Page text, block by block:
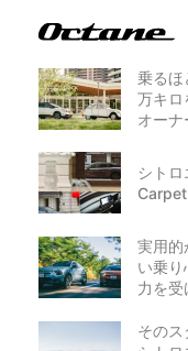
乗る
万キロ
オーナ
シト
実用的
い乗
力を
そのス